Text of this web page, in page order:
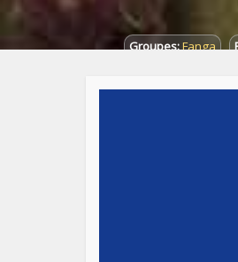
Groupes:Fanga